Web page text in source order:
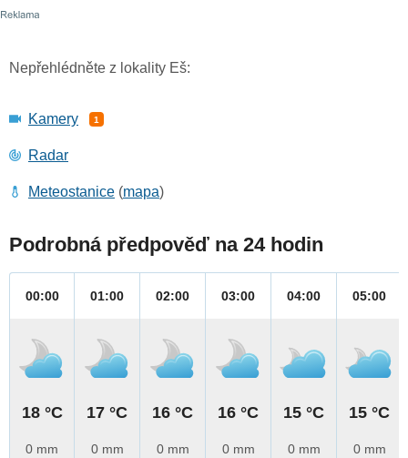
Nepřehlédněte z lokality Eš:
Kamery 1
Radar
Meteostanice (mapa)
Podrobná předpověď na 24 hodin
00:00
18 °C
0 mm
01:00
17 °C
0 mm
02:00
16 °C
0 mm
03:00
16 °C
0 mm
04:00
15 °C
0 mm
05:00
15 °C
0 mm